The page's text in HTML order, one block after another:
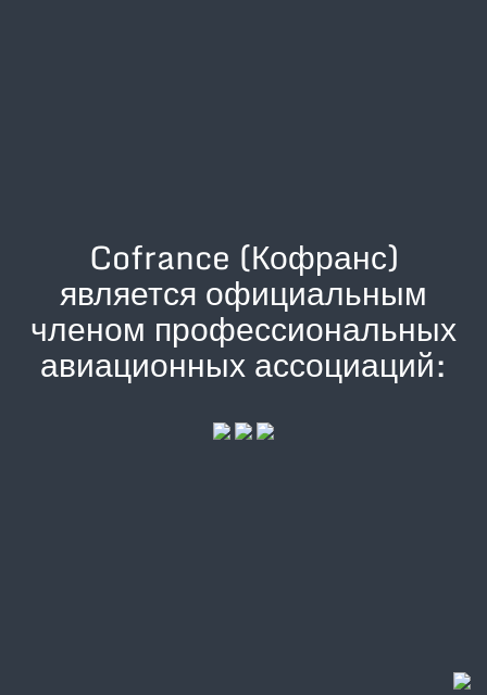
Cofrance (Кофранс)
является официальным
членом профессиональных
авиационных ассоциаций: